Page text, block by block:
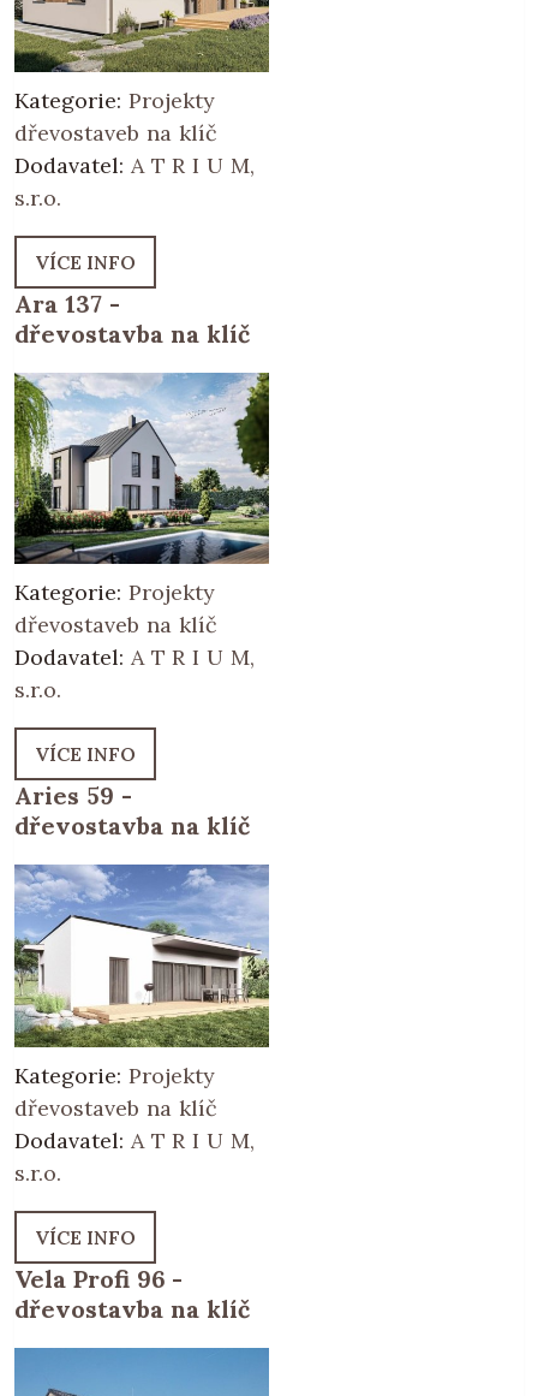
Kategorie: Projekty
dřevostaveb na klíč
Dodavatel: A T R I U M,
s.r.o.
VÍCE INFO
Ara 137 -
dřevostavba na klíč
Kategorie: Projekty
dřevostaveb na klíč
Dodavatel: A T R I U M,
s.r.o.
VÍCE INFO
Aries 59 -
dřevostavba na klíč
Kategorie: Projekty
dřevostaveb na klíč
Dodavatel: A T R I U M,
s.r.o.
VÍCE INFO
Vela Profi 96 -
dřevostavba na klíč